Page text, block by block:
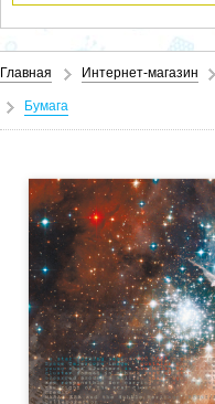
Главная Интернет-магазин
Бумага